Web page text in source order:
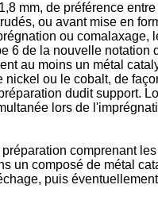
mm, de préférence
ou avant mise en
ou comalaxage,
6 de la nouvelle notation
au moins un métal
ou le cobalt, de
dudit support.
lors de
comprenant
un composé de métal
puis